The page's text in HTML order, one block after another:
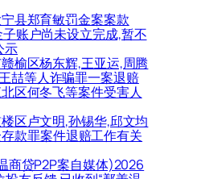
县郑育敏罚金案案款
子账户尚未设立完成,暂不
示
榆区杨东辉,王亚运,周腾
喆等人诈骗罪一案退赔
区何冬飞等案件受害人
区卢文明,孙锡华,邱文均
款罪案件退赔工作有关
商贷P2P案自媒体)2026